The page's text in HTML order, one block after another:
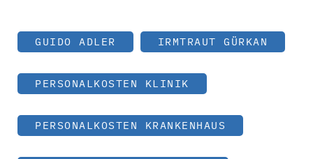
GUIDO ADLER IRMTRAUT GÜRKAN
PERSONALKOSTEN KLINIK
PERSONALKOSTEN KRANKENHAUS